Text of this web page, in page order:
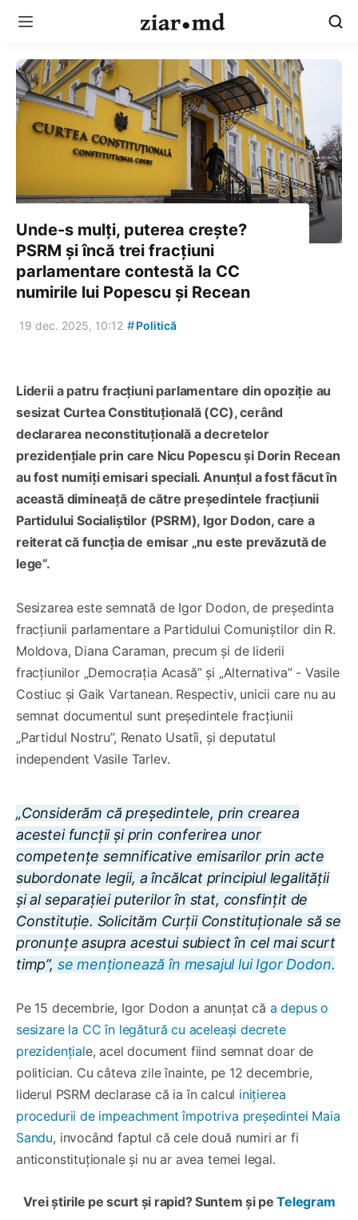
Unde-s mulți, puterea crește?
PSRM și încă trei fracțiuni
parlamentare contestă la CC
numirile lui Popescu și Recean
19 dec. 2025, 10:12 #Politică
Liderii a patru fracțiuni parlamentare din opoziție au
sesizat Curtea Constituțională (CC), cerând
declararea neconstituțională a decretelor
prezidențiale prin care Nicu Popescu și Dorin Recean
au fost numiți emisari speciali. Anunțul a fost făcut în
această dimineață de către președintele fracțiunii
Partidului Socialiștilor (PSRM), Igor Dodon, care a
reiterat că funcția de emisar „nu este prevăzută de
lege”.
Sesizarea este semnată de Igor Dodon, de președinta
fracțiunii parlamentare a Partidului Comuniștilor din R.
Moldova, Diana Caraman, precum și de liderii
fracțiunilor „Democrația Acasă” și „Alternativa” - Vasile
Costiuc și Gaik Vartanean. Respectiv, unicii care nu au
semnat documentul sunt președintele fracțiunii
„Partidul Nostru”, Renato Usatîi, și deputatul
independent Vasile Tarlev.
„Considerăm că președintele, prin crearea
acestei funcții și prin conferirea unor
competențe semnificative emisarilor prin acte
subordonate legii, a încălcat principiul legalității
și al separației puterilor în stat, consfințit de
Constituție. Solicităm Curții Constituționale să se
pronunțe asupra acestui subiect în cel mai scurt
timp”, se menționează în mesajul lui Igor Dodon.
Pe 15 decembrie, Igor Dodon a anunțat că a depus o
sesizare la CC în legătură cu aceleași decrete
prezidențiale, acel document fiind semnat doar de
politician. Cu câteva zile înainte, pe 12 decembrie,
liderul PSRM declarase că ia în calcul inițierea
procedurii de impeachment împotriva președintei Maia
Sandu, invocând faptul că cele două numiri ar fi
anticonstituționale și nu ar avea temei legal.
Vrei știrile pe scurt și rapid? Suntem și peTelegram